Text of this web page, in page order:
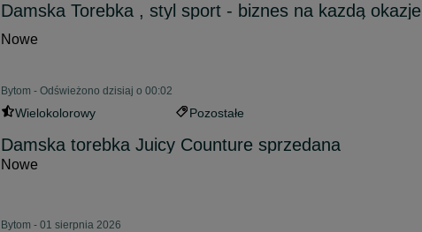
Damska Torebka , styl sport - biznes na kazdą okazje
Nowe
Bytom - Odświeżono dzisiaj o 00:02
Wielokolorowy Pozostałe
Damska torebka Juicy Counture sprzedana
Nowe
Bytom - 01 sierpnia 2026